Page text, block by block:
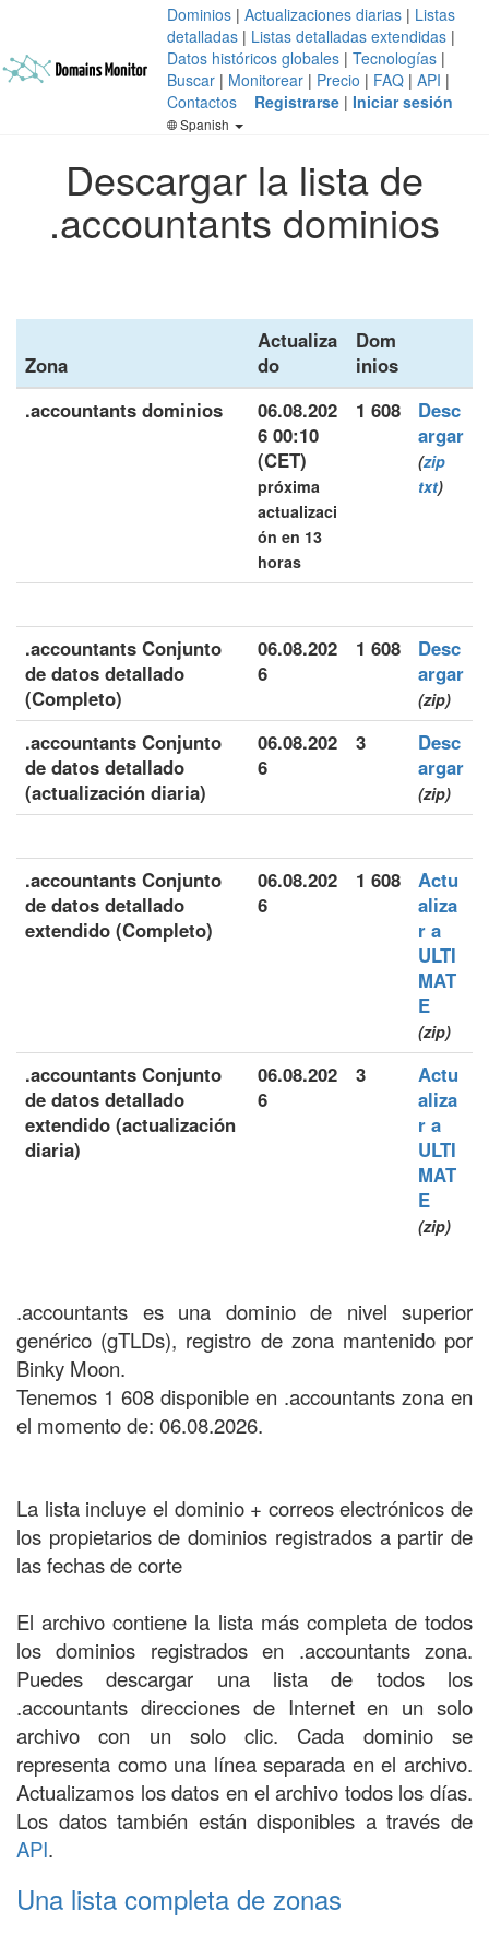
Dominios | Actualizaciones diarias | Listas
detalladas | Listas detalladas extendidas |
Datos históricos globales | Tecnologías |
Buscar | Monitorear | Precio | FAQ | API |
Contactos
Registrarse | Iniciar sesión
Spanish
Descargar la lista de
.accountants dominios
Zona
Actualiza
do
Dom
inios
.accountants dominios
06.08.202
6 00:10
(CET)
próxima
actualizaci
ón en 13
horas
1 608
Desc
argar
(zip
txt)
.accountants Conjunto
de datos detallado
(Completo)
06.08.202
6
1 608
Desc
argar
(zip)
.accountants Conjunto
de datos detallado
(actualización diaria)
06.08.202
6
3
Desc
argar
(zip)
.accountants Conjunto
de datos detallado
extendido (Completo)
06.08.202
6
1 608
Actu
aliza
r a
ULTI
MAT
E
(zip)
.accountants Conjunto
de datos detallado
extendido (actualización
diaria)
06.08.202
6
3
Actu
aliza
r a
ULTI
MAT
E
(zip)
.accountants es una dominio de nivel superior
genérico (gTLDs), registro de zona mantenido por
Binky Moon.
Tenemos 1 608 disponible en .accountants zona en
el momento de: 06.08.2026.
La lista incluye el dominio + correos electrónicos de
los propietarios de dominios registrados a partir de
las fechas de corte
El archivo contiene la lista más completa de todos
los dominios registrados en .accountants zona.
Puedes descargar una lista de todos los
.accountants direcciones de Internet en un solo
archivo con un solo clic. Cada dominio se
representa como una línea separada en el archivo.
Actualizamos los datos en el archivo todos los días.
Los datos también están disponibles a través de
API.
Una lista completa de zonas